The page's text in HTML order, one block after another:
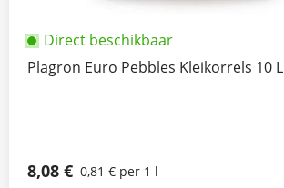
Direct beschikbaar
Plagron Euro Pebbles Kleikorrels 10 L
8,08 € 0,81 € per 1 l